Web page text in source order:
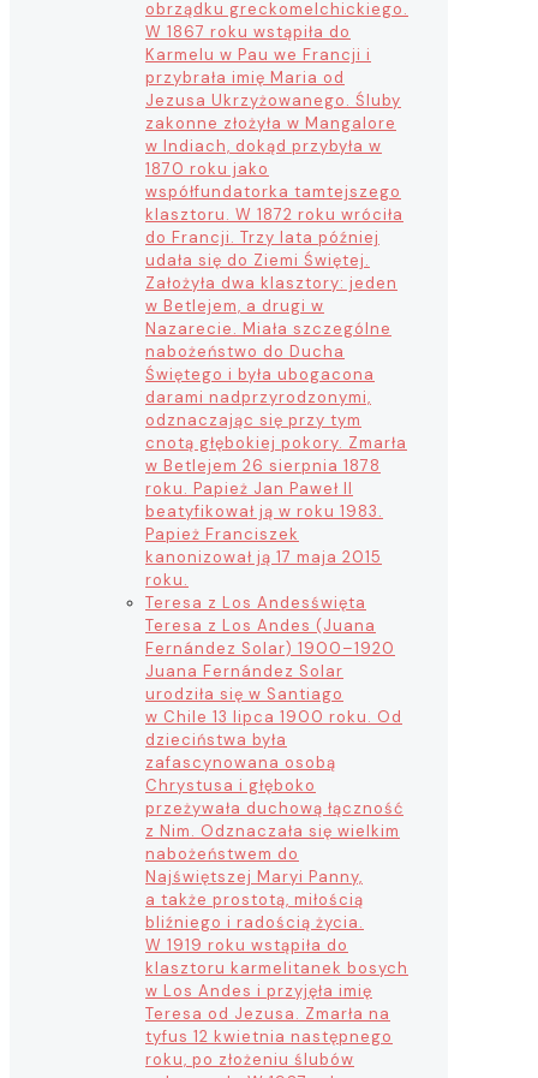
obrządku greckomelchickiego.
W 1867 roku wstąpiła do
Karmelu w Pau we Francji i
przybrała imię Maria od
Jezusa Ukrzyżowanego. Śluby
zakonne złożyła w Mangalore
w Indiach, dokąd przybyła w
1870 roku jako
współfundatorka tamtejszego
klasztoru. W 1872 roku wróciła
do Francji. Trzy lata później
udała się do Ziemi Świętej.
Założyła dwa klasztory: jeden
w Betlejem, a drugi w
Nazarecie. Miała szczególne
nabożeństwo do Ducha
Świętego i była ubogacona
darami nadprzyrodzonymi,
odznaczając się przy tym
cnotą głębokiej pokory. Zmarła
w Betlejem 26 sierpnia 1878
roku. Papież Jan Paweł II
beatyfikował ją w roku 1983.
Papież Franciszek
kanonizował ją 17 maja 2015
roku.
Teresa z Los Andesświęta
Teresa z Los Andes (Juana
Fernández Solar) 1900–1920
Juana Fernández Solar
urodziła się w Santiago
w Chile 13 lipca 1900 roku. Od
dzieciństwa była
zafascynowana osobą
Chrystusa i głęboko
przeżywała duchową łączność
z Nim. Odznaczała się wielkim
nabożeństwem do
Najświętszej Maryi Panny,
a także prostotą, miłością
bliźniego i radością życia.
W 1919 roku wstąpiła do
klasztoru karmelitanek bosych
w Los Andes i przyjęła imię
Teresa od Jezusa. Zmarła na
tyfus 12 kwietnia następnego
roku, po złożeniu ślubów